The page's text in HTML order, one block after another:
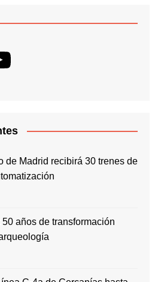
de Madrid recibirá 30 trenes de
años de transformación